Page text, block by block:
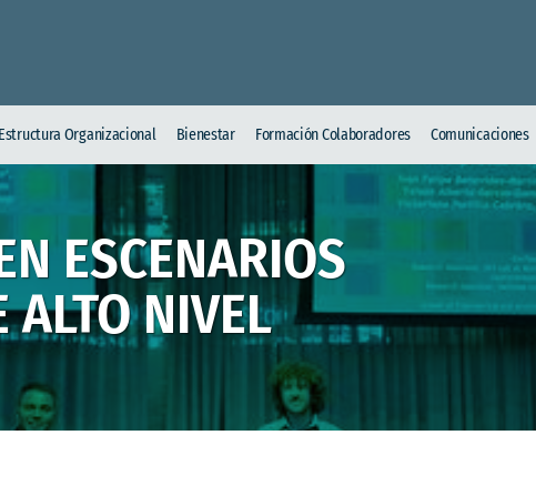
Estructura Organizacional Bienestar Formación Colaboradores Comunicaciones
ESCENARIOS
ALTO NIVEL